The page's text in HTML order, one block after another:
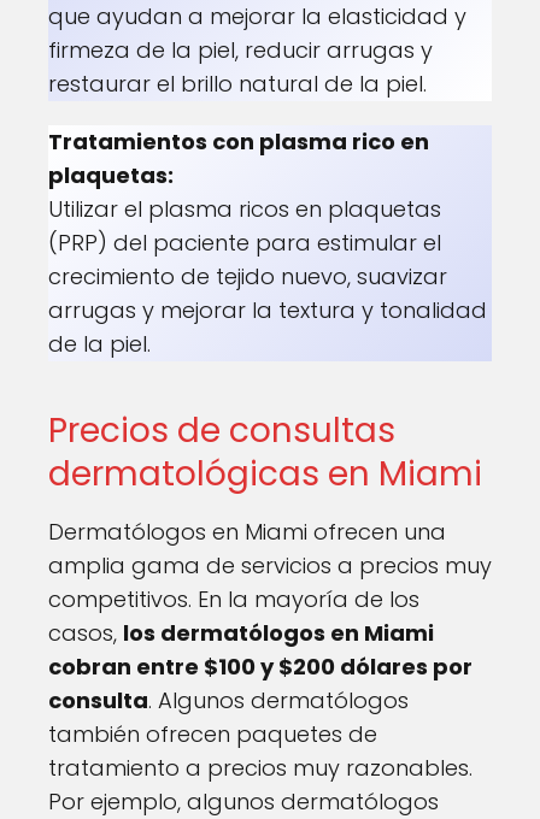
que ayudan a mejorar la elasticidad y
firmeza de la piel, reducir arrugas y
restaurar el brillo natural de la piel.
Tratamientos con plasma rico en
plaquetas:
Utilizar el plasma ricos en plaquetas
(PRP) del paciente para estimular el
crecimiento de tejido nuevo, suavizar
arrugas y mejorar la textura y tonalidad
de la piel.
Precios de consultas
dermatológicas en Miami
Dermatólogos en Miami ofrecen una
amplia gama de servicios a precios muy
competitivos. En la mayoría de los
casos, los dermatólogos en Miami
cobran entre $100 y $200 dólares por
consulta. Algunos dermatólogos
también ofrecen paquetes de
tratamiento a precios muy razonables.
Por ejemplo, algunos dermatólogos